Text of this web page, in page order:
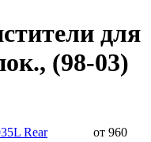
для
(98-03)
Rear
от 960